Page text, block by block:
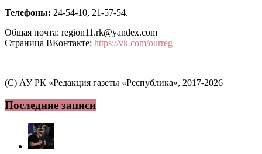
Телефоны: 24-54-10, 21-57-54.
Общая почта: region11.rk@yandex.com
Страница ВКонтакте: https://vk.com/ourreg
(C) АУ РК «Редакция газеты «Республика», 2017-2026
Последние записи